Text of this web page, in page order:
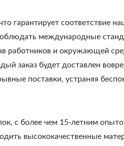
гарантирует соответствие
международные
работников и окружающей
заказ будет доставлен
поставки, устраняя
с более чем 15-летним
высококачественные